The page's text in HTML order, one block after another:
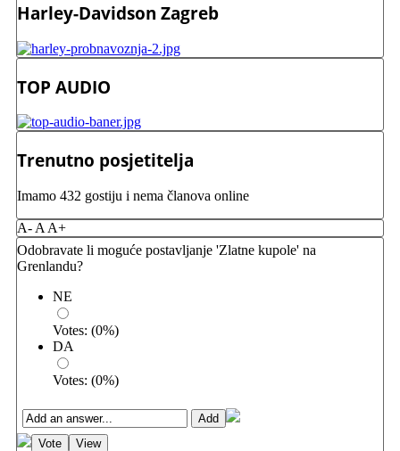
Harley-Davidson Zagreb
TOP AUDIO
Trenutno posjetitelja
Imamo 432 gostiju i nema članova online
A- A A+
Odobravate li moguće postavljanje 'Zlatne kupole' na
Grenlandu?
NE
Votes: (0%)
DA
Votes: (0%)